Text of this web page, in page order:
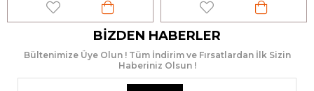
BIZDEN HABERLER
Bültenimize Üye Olun ! Tüm İndirim ve Fırsatlardan İlk Sizin
Haberiniz Olsun !